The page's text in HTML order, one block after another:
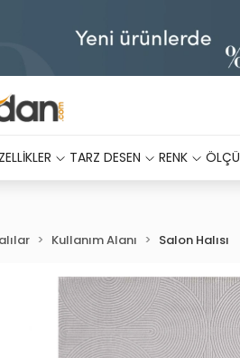
TARZ DESEN RENK ÖLÇÜ
Kullanım Alanı Salon Halısı